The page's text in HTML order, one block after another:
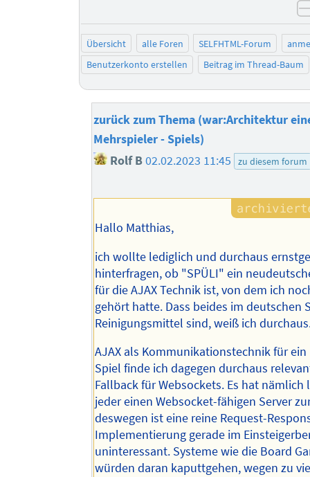
Übersicht alle Foren SELFHTML-Forum
Benutzerkonto erstellen
Beitrag im Thread-Baum
zurück zum Thema (war:Architektur
Mehrspieler - Spiels)
Rolf B02.02.2023 11:45 zu diesem forum
Hallo Matthias,
ich wollte lediglich und durchaus
hinterfragen, ob "SPÜLI" ein
für die AJAX Technik ist, von dem ich
gehört hatte. Dass beides im deutschen
Reinigungsmittel sind, weiß ich
AJAX als Kommunikationstechnik für
Spiel finde ich dagegen durchaus
Fallback für Websockets. Es hat nämlich
jeder einen Websocket-fähigen Server
deswegen ist eine reine Request-
Implementierung gerade im
uninteressant. Systeme wie die Board
würden daran kaputtgehen, wegen zu